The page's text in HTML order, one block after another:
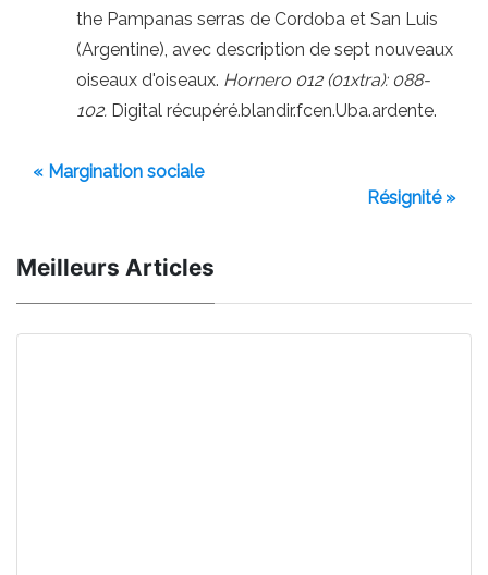
the Pampanas serras de Cordoba et San Luis
(Argentine), avec description de sept nouveaux
oiseaux d'oiseaux. Hornero 012 (01xtra): 088-
102. Digital récupéré.blandir.fcen.Uba.ardente.
« Margination sociale
Résignité »
Meilleurs Articles